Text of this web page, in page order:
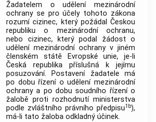
Žadatelem o udělení mezinárodní
ochrany se pro účely tohoto zákona
rozumí cizinec, který požádal Českou
republiku o mezinárodní ochranu,
nebo cizinec, který podal žádost o
udělení mezinárodní ochrany v jiném
členském státě Evropské unie, je-li
Česká republika příslušná k jejímu
posuzování. Postavení žadatele má
po dobu řízení o udělení mezinárodní
ochrany a po dobu soudního řízení o
žalobě proti rozhodnutí ministerstva
podle zvláštního právního předpisu1b),
má-li tato žaloba odkladný účinek.